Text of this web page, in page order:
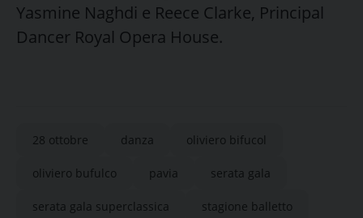
Yasmine Naghdi e Reece Clarke, Principal
Dancer Royal Opera House.
28 ottobre danza oliviero bifucol
oliviero bufulco pavia serata gala
serata gala superclassica stagione balletto